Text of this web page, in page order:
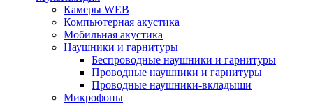
Камеры WEB
Компьютерная акустика
Мобильная акустика
Наушники и гарнитуры
Беспроводные наушники и гарнитуры
Проводные наушники и гарнитуры
Проводные наушники-вкладыши
Микрофоны